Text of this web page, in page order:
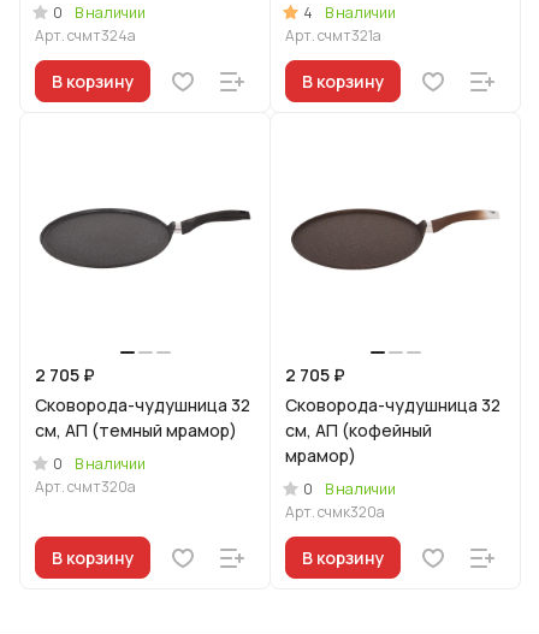
0
В наличии
Арт.счмт324а
В корзину
4
В наличии
Арт.счмт321а
В корзину
2 705 ₽
Сковорода-чудушница 32
см, АП (темный мрамор)
0
В наличии
Арт.счмт320а
В корзину
2 705 ₽
Сковорода-чудушница 32
см, АП (кофейный
мрамор)
0
В наличии
Арт.счмк320а
В корзину